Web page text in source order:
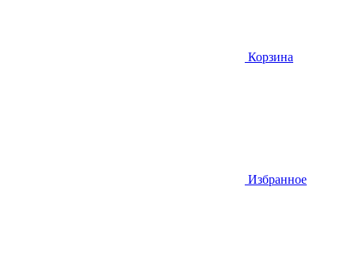
Корзина
Избранное